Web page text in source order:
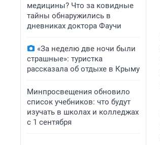
медицины? Что за ковидные
тайны обнаружились в
дневниках доктора Фаучи
«За неделю две ночи были
страшные»: туристка
рассказала об отдыхе в Крыму
Минпросвещения обновило
список учебников: что будут
изучать в школах и колледжах
с 1 сентября